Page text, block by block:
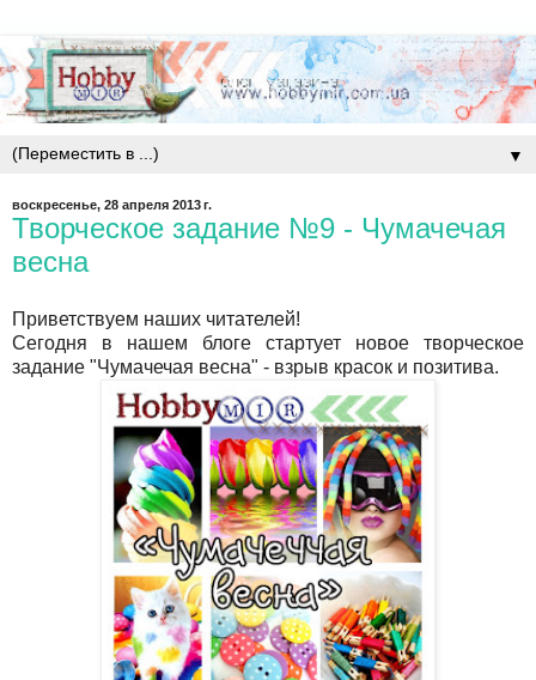
▼
воскресенье, 28 апреля 2013 г.
Творческое задание №9 - Чумачечая
весна
Приветствуем наших читателей!
Сегодня в нашем блоге стартует новое творческое
задание "Чумачечая весна" - взрыв красок и позитива.